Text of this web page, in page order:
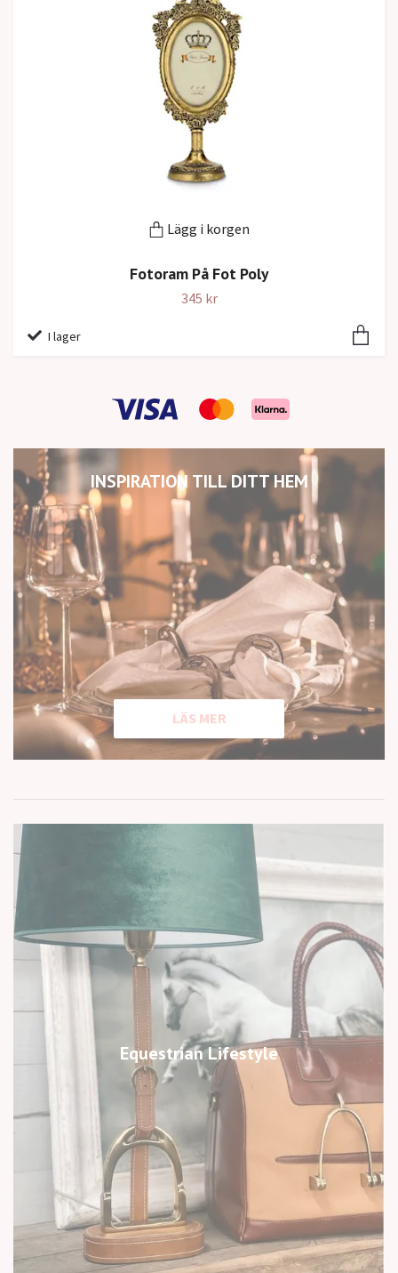
INSPIRATION TILL DITT HEM
LÄS MER
Equestrian Lifestyle
Lägg i korgen
Fotoram På Fot Poly
345 kr
I lager